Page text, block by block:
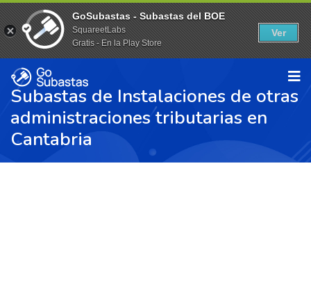
Subastas de Instalaciones de otras
administraciones tributarias en
Cantabria
GoSubastas - Subastas del BOE
SquareetLabs
Gratis - En la Play Store
Ver